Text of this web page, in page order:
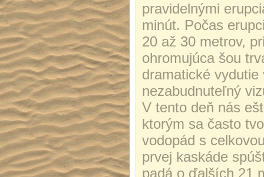
pravidelnými
minút. Počas
20 až 30 metrov,
ohromujúca šou
dramatické
nezabudnuteľný
V tento deň nás
ktorým sa často
vodopád s
prvej kaskáde
padá o ďalších 21